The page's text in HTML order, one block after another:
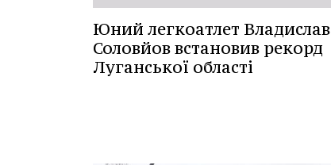
Юний легкоатлет Владислав
Соловйов встановив рекорд
Луганської області